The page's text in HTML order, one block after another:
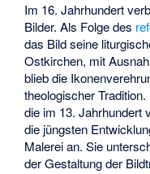
Im 16. Jahrhundert
Bilder. Als Folge des
das Bild seine
Ostkirchen, mit
blieb die
theologischer
die im 13. Jahrhundert
die jüngsten
Malerei an. Sie
der Gestaltung der